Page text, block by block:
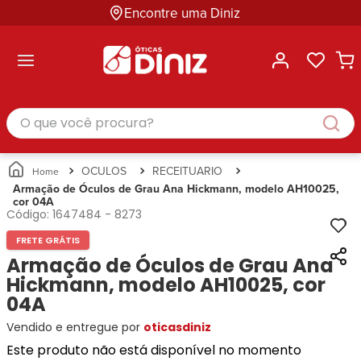
Encontre uma Diniz
Masculino
Feminino
Infantil
Unissex
Busque
Por
Marcas
Ana
Hickmann
Bulget
Miu-
Miu
Guess
Lacoste
Categorias
Masculino
Feminino
Infantil
Unissex
Busque
Por
Marcas
Ray-
Ban
Prada
Ana
Hickmann
Tecnol
Correntes
para
Óculos
Estojos
para
Óculos
Soluções
e
Cuidados
Busque
Ray-
Ban
Prada
Armani
Exchange
Tommy
Hilfiger
Ana
Hickmann
Guess
Speedo
Categoria
Armações
de Óculos
Óculos
de Sol
Corrente
para
Óculos
para
Óculos
Gênero
Masculino
Feminino
O que você procura?
OCULOS
RECEITUARIO
Armação de Óculos de Grau Ana Hickmann, modelo AH10025,
cor 04A
Código: 1647484 - 8273
FRETE GRÁTIS
Armação de Óculos de Grau Ana
Hickmann, modelo AH10025, cor
04A
Vendido e entregue por oticasdiniz
Este produto não está disponível no momento